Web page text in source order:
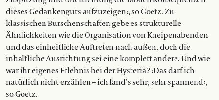
dieses Gedankenguts aufzuzeigen‹, so Goetz. Zu
klassischen Burschenschaften gebe es strukturelle
Ähnlichkeiten wie die Organisation von Kneipenabenden
und das einheitliche Auftreten nach außen, doch die
inhaltliche Ausrichtung sei eine komplett andere. Und wie
war ihr eigenes Erlebnis bei der Hysteria? ›Das darf ich
natürlich nicht erzählen – ich fand’s sehr, sehr spannend‹,
so Goetz.